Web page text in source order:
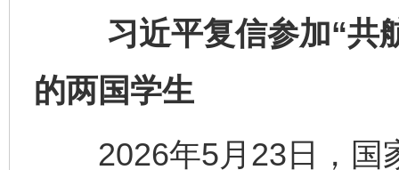
习近平复信参加“共航
的两国学生
2026年5月23日，国